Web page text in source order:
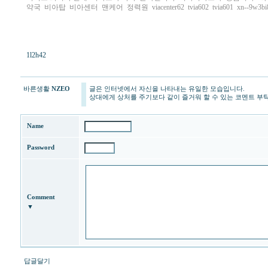
약국 비아탑 비아센터 맨케어 정력원 viacenter62 tvia602 tvia601 xn--
1l2h42
바른생활 NZEO
글은 인터넷에서 자신을 나타내는 유일한 모습입니다.
상대에게 상처를 주기보다 같이 즐거워 할 수 있는 코멘트 부
Name
Password
Comment
▼
답글달기